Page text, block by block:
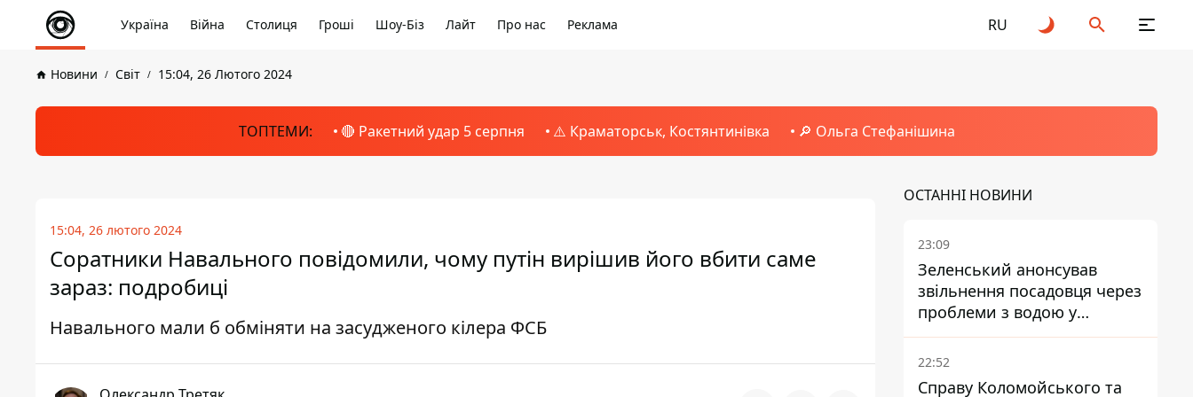
Україна Війна Столиця Гроші Шоу-Біз Лайт Про нас Реклама RU
Новини Світ 15:04, 26 Лютого 2024
ТОПТЕМИ: 🔴 Ракетний удар 5 серпня ⚠️ Краматорськ, Костянтинівка 🔎 Ольга Стефанішина
15:04, 26 лютого 2024
Соратники Навального повідомили, чому путін вирішив його вбити саме
зараз: подробиці
Навального мали б обміняти на засудженого кілера ФСБ
ОСТАННІ НОВИНИ
23:09
Зеленський анонсував
звільнення посадовця через
проблеми з водою у
Марганці
22:52
Справу Коломойського та